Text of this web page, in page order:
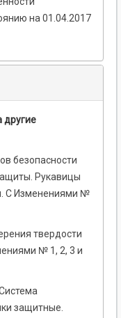
на 01.04.2017
другие
безопасности
Рукавицы
С Изменениями №
твердости
№ 1, 2, 3 и
защитные.